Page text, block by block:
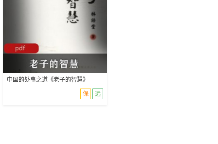
中国的处事之道《老子的智慧》
保
远